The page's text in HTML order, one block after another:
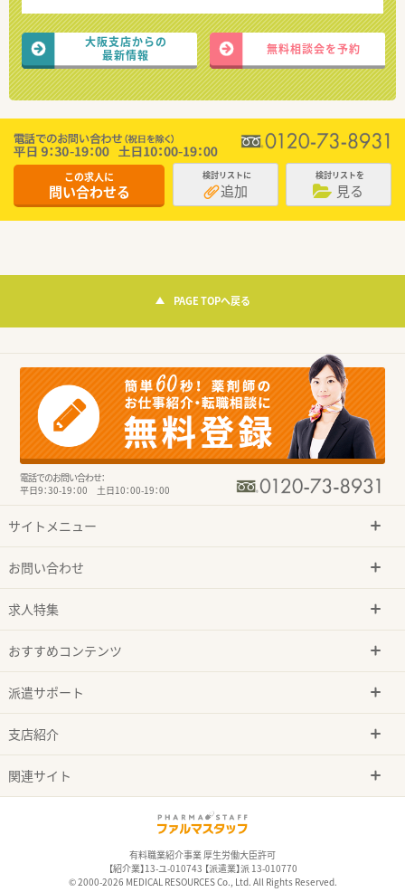
大阪支店からの
最新情報
無料相談会を予約
この求人に
問い合わせる
検討リストに
追加
検討リストを
見る
PAGE TOPへ戻る
電話でのお問い合わせ：
平日9：30-19：00 土日10：00-19：00
サイトメニュー
お問い合わせ
求人特集
おすすめコンテンツ
派遣サポート
支店紹介
関連サイト
有料職業紹介事業 厚生労働大臣許可
【紹介業】13-ユ-010743 【派遣業】派 13-010770
© 2000-2026 MEDICAL RESOURCES Co., Ltd. All Rights Reserved.